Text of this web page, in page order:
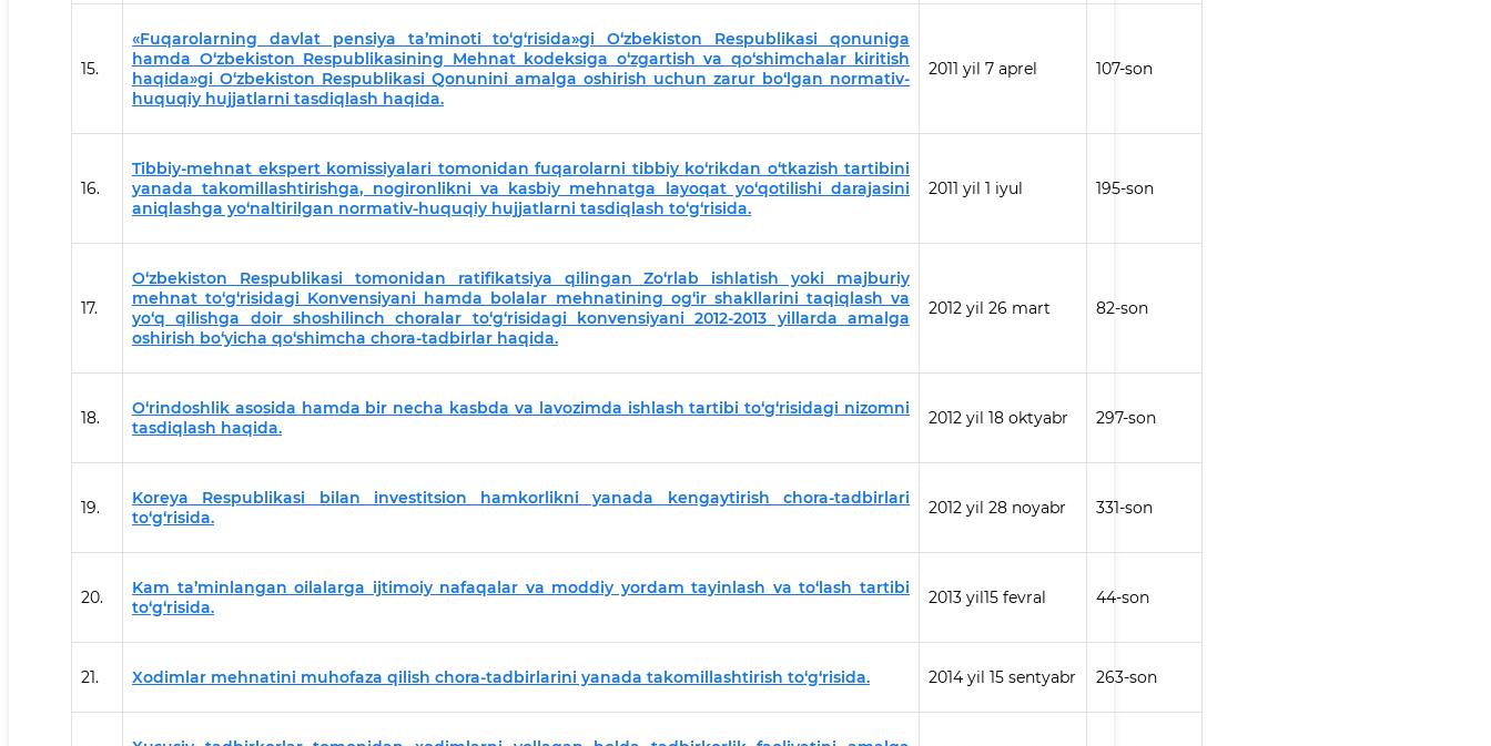
15.
«Fuqarolarning davlat pensiya ta’minoti to‘g‘risida»gi O‘zbekiston Respublikasi qonuniga
hamda O‘zbekiston Respublikasining Mehnat kodeksiga o‘zgartish va qo‘shimchalar kiritish
haqida»gi O‘zbekiston Respublikasi Qonunini amalga oshirish uchun zarur bo‘lgan normativ-
huquqiy hujjatlarni tasdiqlash haqida.
2011 yil 7 aprel 107-son
16.
Tibbiy-mehnat ekspert komissiyalari tomonidan fuqarolarni tibbiy ko‘rikdan o‘tkazish tartibini
yanada takomillashtirishga, nogironlikni va kasbiy mehnatga layoqat yo‘qotilishi darajasini
aniqlashga yo‘naltirilgan normativ-huquqiy hujjatlarni tasdiqlash to‘g‘risida.
2011 yil 1 iyul 195-son
17.
O‘zbekiston Respublikasi tomonidan ratifikatsiya qilingan Zo‘rlab ishlatish yoki majburiy
mehnat to‘g‘risidagi Konvensiyani hamda bolalar mehnatining og‘ir shakllarini taqiqlash va
yo‘q qilishga doir shoshilinch choralar to‘g‘risidagi konvensiyani 2012-2013 yillarda amalga
oshirish bo‘yicha qo‘shimcha chora-tadbirlar haqida.
2012 yil 26 mart 82-son
18.
O‘rindoshlik asosida hamda bir necha kasbda va lavozimda ishlash tartibi to‘g‘risidagi nizomni
tasdiqlash haqida.
2012 yil 18 oktyabr 297-son
19.
Koreya Respublikasi bilan investitsion hamkorlikni yanada kengaytirish chora-tadbirlari
to‘g‘risida.
2012 yil 28 noyabr 331-son
20.
Kam ta’minlangan oilalarga ijtimoiy nafaqalar va moddiy yordam tayinlash va to‘lash tartibi
to‘g‘risida. 2013 yil15 fevral 44-son
21. Xodimlar mehnatini muhofaza qilish chora-tadbirlarini yanada takomillashtirish to‘g‘risida. 2014 yil 15 sentyabr 263-son